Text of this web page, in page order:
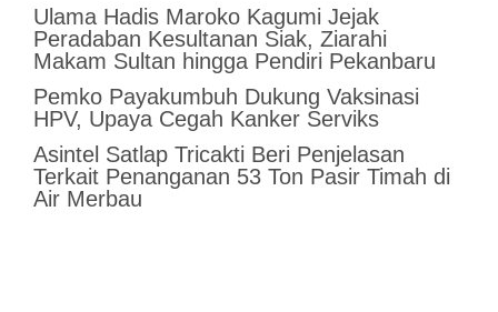
Ulama Hadis Maroko Kagumi Jejak
Peradaban Kesultanan Siak, Ziarahi
Makam Sultan hingga Pendiri Pekanbaru
Pemko Payakumbuh Dukung Vaksinasi
HPV, Upaya Cegah Kanker Serviks
Asintel Satlap Tricakti Beri Penjelasan
Terkait Penanganan 53 Ton Pasir Timah di
Air Merbau